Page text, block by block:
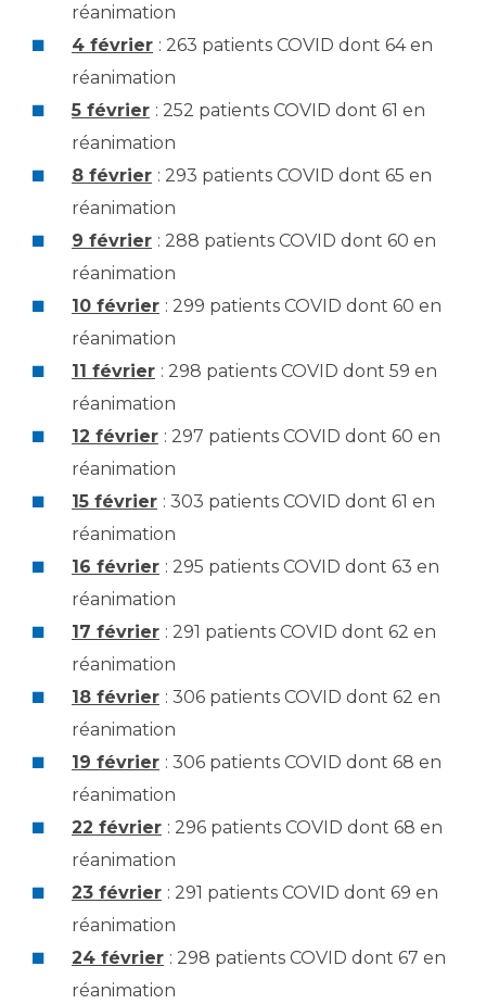
réanimation
4 février : 263 patients COVID dont 64 en
réanimation
5 février : 252 patients COVID dont 61 en
réanimation
8 février : 293 patients COVID dont 65 en
réanimation
9 février : 288 patients COVID dont 60 en
réanimation
10 février : 299 patients COVID dont 60 en
réanimation
11 février : 298 patients COVID dont 59 en
réanimation
12 février : 297 patients COVID dont 60 en
réanimation
15 février : 303 patients COVID dont 61 en
réanimation
16 février : 295 patients COVID dont 63 en
réanimation
17 février : 291 patients COVID dont 62 en
réanimation
18 février : 306 patients COVID dont 62 en
réanimation
19 février : 306 patients COVID dont 68 en
réanimation
22 février : 296 patients COVID dont 68 en
réanimation
23 février : 291 patients COVID dont 69 en
réanimation
24 février : 298 patients COVID dont 67 en
réanimation